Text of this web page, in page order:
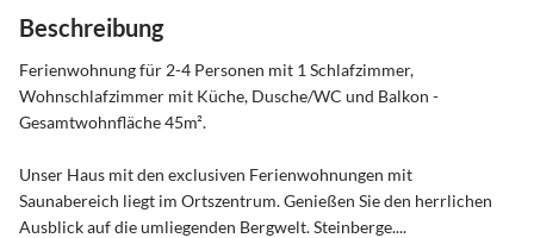
Beschreibung
Ferienwohnung für 2-4 Personen mit 1 Schlafzimmer,
Wohnschlafzimmer mit Küche, Dusche/WC und Balkon -
Gesamtwohnfläche 45m².
Unser Haus mit den exclusiven Ferienwohnungen mit
Saunabereich liegt im Ortszentrum. Genießen Sie den herrlichen
Ausblick auf die umliegenden Bergwelt. Steinberge....